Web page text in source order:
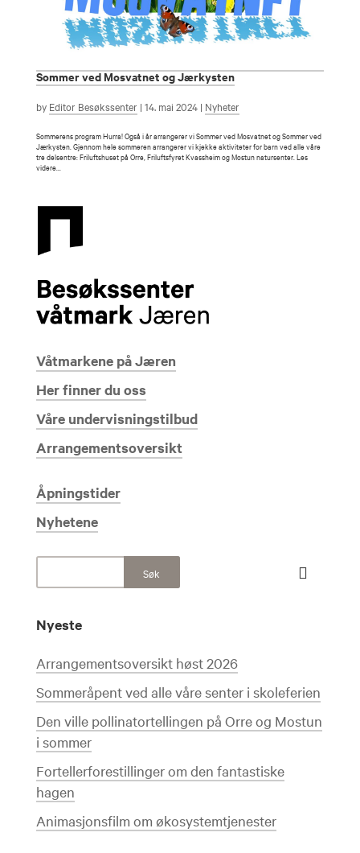
Sommer ved Mosvatnet og Jærkysten
by Editor Besøkssenter | 14. mai 2024| Nyheter
Sommerens program Hurra! Også i år arrangerer vi Sommer ved Mosvatnet og Sommer ved
Jærkysten. Gjennom hele sommeren arrangerer vi kjekke aktiviteter for barn ved alle våre
tre delsentre: Friluftshuset på Orre, Friluftsfyret Kvassheim og Mostun natursenter. Les
videre...
Våtmarkene på Jæren
Her finner du oss
Våre undervisningstilbud
Arrangementsoversikt
Åpningstider
Nyhetene
Nyeste
Arrangementsoversikt høst 2026
Sommeråpent ved alle våre senter i skoleferien
Den ville pollinatortellingen på Orre og Mostun
i sommer
Fortellerforestillinger om den fantastiske
hagen
Animasjonsfilm om økosystemtjenester